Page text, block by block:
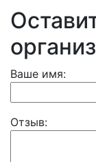
Ваше имя:
Отзыв: